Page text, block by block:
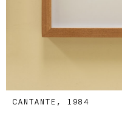
CANTANTE, 1984